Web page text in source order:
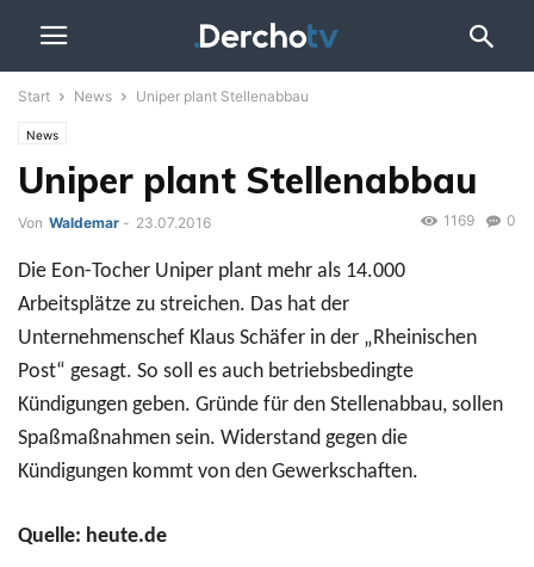
Start News Uniper plant Stellenabbau
News
Uniper plant Stellenabbau
Von Waldemar - 23.07.2016 0
1169
Die Eon-Tocher Uniper plant mehr als 14.000
Arbeitsplätze zu streichen. Das hat der
Unternehmenschef Klaus Schäfer in der „Rheinischen
Post“ gesagt. So soll es auch betriebsbedingte
Kündigungen geben. Gründe für den Stellenabbau, sollen
Spaßmaßnahmen sein. Widerstand gegen die
Kündigungen kommt von den Gewerkschaften.
Quelle: heute.de